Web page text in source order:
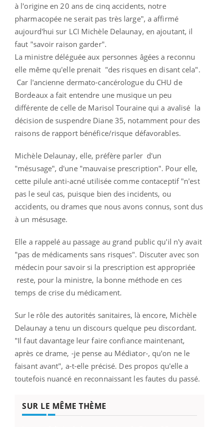
à l'origine en 20 ans de cinq accidents, notre
pharmacopée ne serait pas très large", a affirmé
aujourd'hui sur LCI Michèle Delaunay, en ajoutant, il
faut "savoir raison garder".
La ministre déléguée aux personnes âgées a reconnu
elle même qu'elle prenait "des risques en disant cela".
Car l'ancienne dermato-cancérologue du CHU de
Bordeaux a fait entendre une musique un peu
différente de celle de Marisol Touraine qui a avalisé la
décision de suspendre Diane 35, notamment pour des
raisons de rapport bénéfice/risque défavorables.
Michèle Delaunay, elle, préfère parler d'un
"mésusage", d'une "mauvaise prescription". Pour elle,
cette pilule anti-acné utilisée comme contaceptif "n'est
pas le seul cas, puisque bien des incidents, ou
accidents, ou drames que nous avons connus, sont dus
à un mésusage.
Elle a rappelé au passage au grand public qu'il n'y avait
"pas de médicaments sans risques". Discuter avec son
médecin pour savoir si la prescription est appropriée
reste, pour la ministre, la bonne méthode en ces
temps de crise du médicament.
Sur le rôle des autorités sanitaires, là encore, Michèle
Delaunay a tenu un discours quelque peu discordant.
"Il faut davantage leur faire confiance maintenant,
après ce drame, -je pense au Médiator-, qu'on ne le
faisant avant", a-t-elle précisé. Des propos qu'elle a
toutefois nuancé en reconnaissant les fautes du passé.
SUR LE MÊME THÈME